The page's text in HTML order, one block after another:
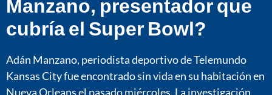
Manzano, presentador que
cubría el Super Bowl?
Adán Manzano, periodista deportivo de Telemundo
Kansas City fue encontrado sin vida en su habitación en
Nueva Orleans el pasado miércoles. La investigación